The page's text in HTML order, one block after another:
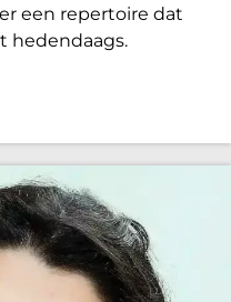
een repertoire dat
hedendaags.